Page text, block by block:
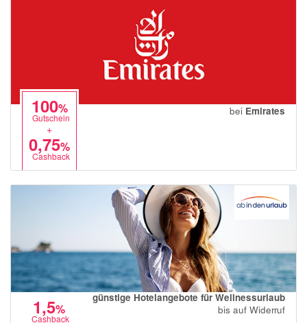
100%
Gutschein
+
0,75%
Cashback
bei Emirates
1,5%
Cashback
günstige Hotelangebote für Wellnessurlaub
bis auf Widerruf